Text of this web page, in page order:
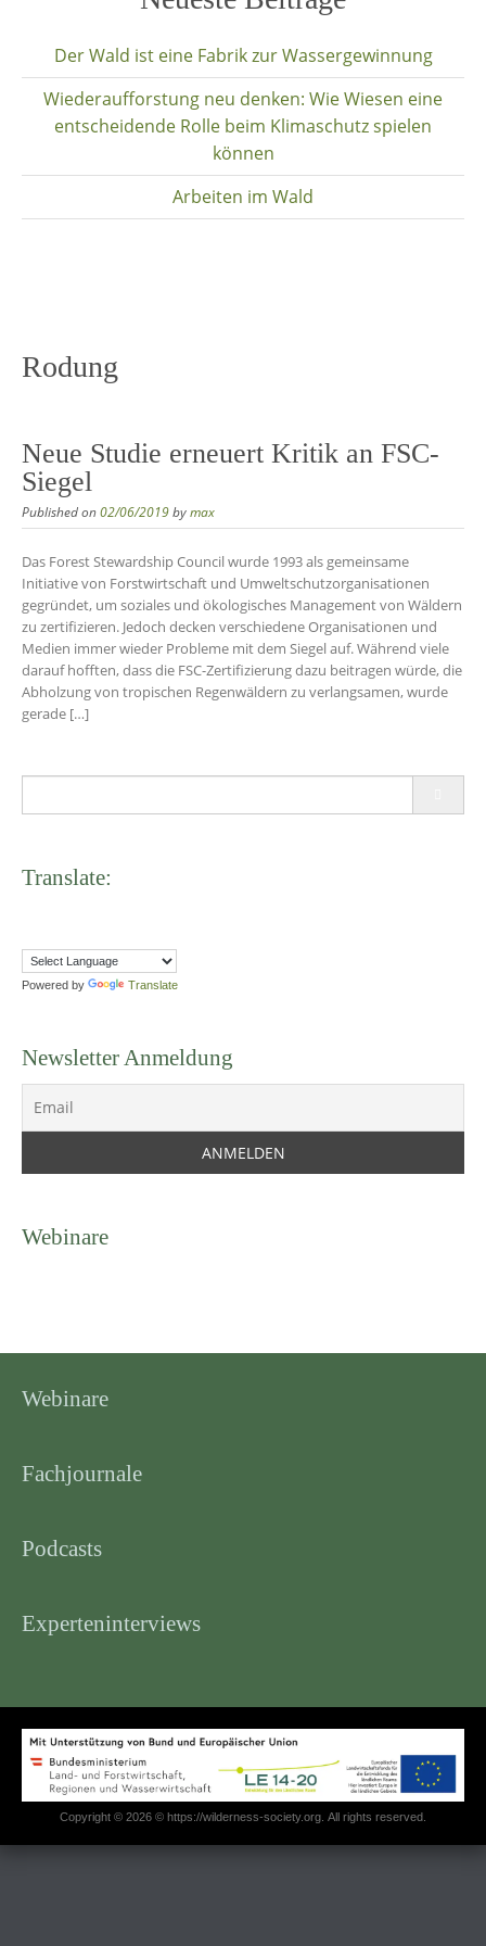
Der Wald ist eine Fabrik zur Wassergewinnung
Wiederaufforstung neu denken: Wie Wiesen eine
entscheidende Rolle beim Klimaschutz spielen
können
Arbeiten im Wald
Rodung
Neue Studie erneuert Kritik an FSC-
Siegel
Published on02/06/2019bymax
Das Forest Stewardship Council wurde 1993 als gemeinsame
Initiative von Forstwirtschaft und Umweltschutzorganisationen
gegründet, um soziales und ökologisches Management von Wäldern
zu zertifizieren. Jedoch decken verschiedene Organisationen und
Medien immer wieder Probleme mit dem Siegel auf. Während viele
darauf hofften, dass die FSC-Zertifizierung dazu beitragen würde, die
Abholzung von tropischen Regenwäldern zu verlangsamen, wurde
gerade […]
Translate:
Powered by Translate
Newsletter Anmeldung
Webinare
Webinare
Fachjournale
Podcasts
Experteninterviews
Copyright © 2026 © https://wilderness-society.org. All rights reserved.